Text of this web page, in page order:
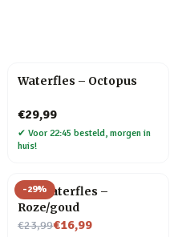
Waterfles – Octopus
€29,99
✔ Voor 22:45 besteld, morgen in
huis!
-29%
Kat waterfles –
Roze/goud
€23,99
Nu voor€16,99